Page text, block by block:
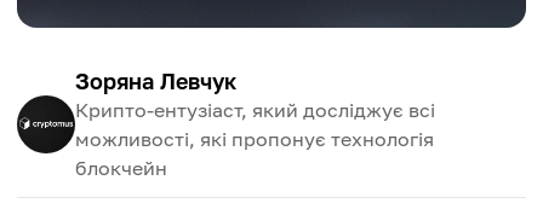
Зоряна Левчук
Крипто-ентузіаст, який досліджує всі
можливості, які пропонує технологія
блокчейн